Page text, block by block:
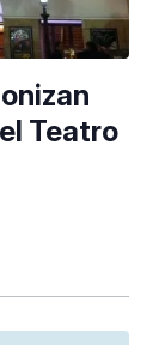
Teatro